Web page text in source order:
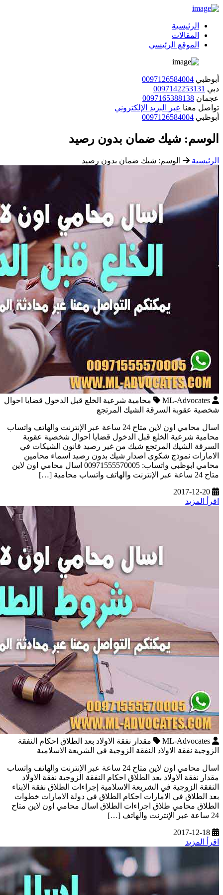
الرئيسية
المقالات
الموقع الرئيسي
أبوظبي 0097126584004
دبي 0097142253131
عجمان 0097165388138
تواصل معنا عبر البريد الإلكتروني
أبوظبي 0097126584004
الوسم: شيك ضمان بدون رصيد
الرئيسية الوسم: شيك ضمان بدون رصيد
ML-Advocates
محامية شرعية الخلع قبل الدخول قضايا احوال
شخصية عقوبة السرقة الشيك المرتجع
اسال محامي اون لاين متاح 24 ساعة عبر الإنترنت والهاتف واتساب
محامية شرعية الخلع قبل الدخول قضايا احوال شخصية عقوبة
السرقة الشيك المرتجع شيك من غير رصيد قانون الشيكات في
الامارات نموذج شكوى اصدار شيك بدون رصيد اسماء محامين
محامي ابوظبي واتساب: 00971555570005 اسال محامي اون لاين
متاح 24 ساعة عبر الإنترنت والهاتف واتساب محامية […]
2017-12-20
اقرأ المزيد
ML-Advocates
مقدار نفقة الاولاد بعد الطلاق احكام النفقة
الزوجية نفقة الاولاد النفقة الزوجية في الشريعة الاسلامية
اسال محامي اون لاين متاح 24 ساعة عبر الإنترنت والهاتف واتساب
مقدار نفقة الاولاد بعد الطلاق احكام النفقة الزوجية نفقة الاولاد
النفقة الزوجية في الشريعة الاسلامية إجراءات الطلاق نفقة الابناء
بعد الطلاق في الامارات احكام الطلاق في دولة الامارات خطوات
الطلاق محامي طلاق اجراءات الطلاق اسال محامي اون لاين متاح
24 ساعة عبر الإنترنت والهاتف […]
2017-12-18
اقرأ المزيد